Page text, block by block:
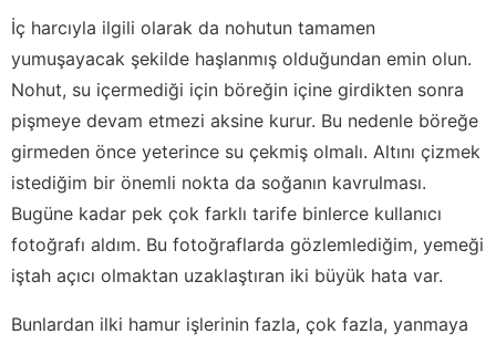
İç harcıyla ilgili olarak da nohutun tamamen
yumuşayacak şekilde haşlanmış olduğundan emin olun.
Nohut, su içermediği için böreğin içine girdikten sonra
pişmeye devam etmezi aksine kurur. Bu nedenle böreğe
girmeden önce yeterince su çekmiş olmalı. Altını çizmek
istediğim bir önemli nokta da soğanın kavrulması.
Bugüne kadar pek çok farklı tarife binlerce kullanıcı
fotoğrafı aldım. Bu fotoğraflarda gözlemlediğim, yemeği
iştah açıcı olmaktan uzaklaştıran iki büyük hata var.
Bunlardan ilki hamur işlerinin fazla, çok fazla, yanmaya